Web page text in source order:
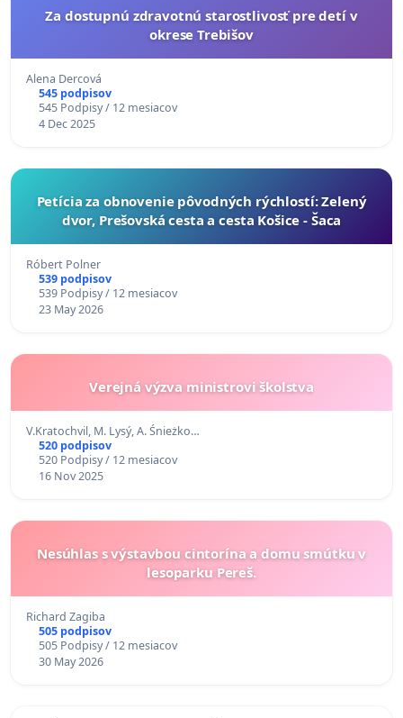
Za dostupnú zdravotnú starostlivosť pre detí v
okrese Trebišov
Alena Dercová
545 podpisov
545 Podpisy / 12 mesiacov
4 Dec 2025
​Petícia za obnovenie pôvodných rýchlostí: Zelený
dvor, Prešovská cesta a cesta Košice - Šaca
Róbert Polner
539 podpisov
539 Podpisy / 12 mesiacov
23 May 2026
Verejná výzva ministrovi školstva
V.Kratochvil, M. Lysý, A. Śnieżko…
520 podpisov
520 Podpisy / 12 mesiacov
16 Nov 2025
Nesúhlas s výstavbou cintorína a domu smútku v
lesoparku Pereš.
Richard Zagiba
505 podpisov
505 Podpisy / 12 mesiacov
30 May 2026